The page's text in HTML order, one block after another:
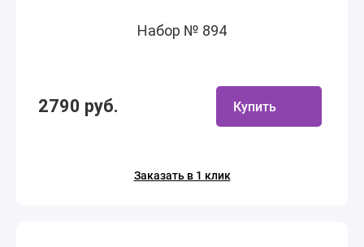
Набор № 894
2790 руб. Купить
Заказать в 1 клик